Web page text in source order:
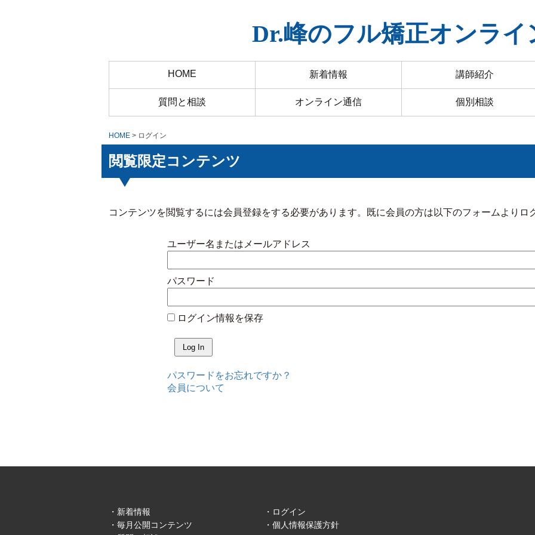
Dr.峰のフル矯正オンライ
HOME 新着情報 講師紹介
質問と相談 オンライン通信 個別相談
HOME > ログイン
閲覧限定コンテンツ
コンテンツを閲覧するには会員登録をする必要があります。既に会員の方は以下のフォームよりロ
ユーザー名またはメールアドレス
パスワード
ログイン情報を保存
パスワードをお忘れですか？
会員について
新着情報
毎月公開コンテンツ
ログイン
個人情報保護方針